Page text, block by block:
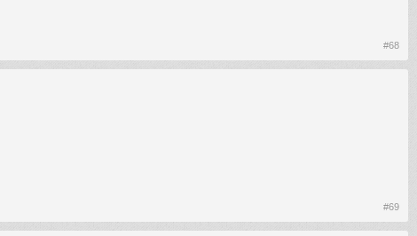
#68
#69